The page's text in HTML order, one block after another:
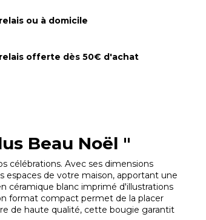
ou à domicile
offerte dès 50€ d'achat
Beau Noël "
célébrations. Avec ses dimensions
espaces de votre maison, apportant une
céramique blanc imprimé d'illustrations
format compact permet de la placer
de haute qualité, cette bougie garantit